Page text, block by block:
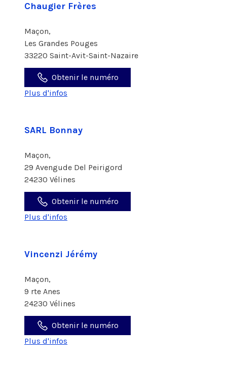
Chaugier Frères
Maçon,
Les Grandes Pouges
33220 Saint-Avit-Saint-Nazaire
Obtenir le numéro
Plus d'infos
SARL Bonnay
Maçon,
29 Avengude Del Peirigord
24230 Vélines
Obtenir le numéro
Plus d'infos
Vincenzi Jérémy
Maçon,
9 rte Anes
24230 Vélines
Obtenir le numéro
Plus d'infos